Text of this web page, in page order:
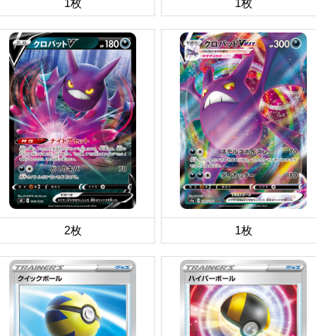
1枚 1枚
2枚 1枚